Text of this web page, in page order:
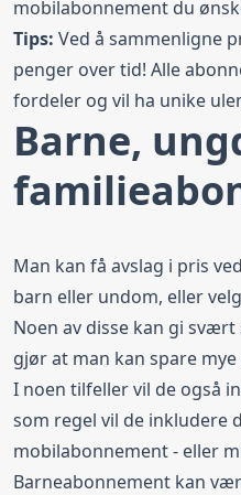
mobilabonnement du
Tips: Ved å sammenligne
penger over tid! Alle
fordeler og vil ha unike
Barne,
Man kan få avslag i pris
barn eller undom, eller
Noen av disse kan gi
gjør at man kan spare mye
I noen tilfeller vil de også
som regel vil de inkludere
mobilabonnement - eller
Barneabonnement kan